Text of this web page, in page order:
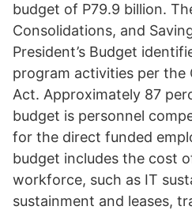
budget of P79.9 billion.
Consolidations, and
President’s Budget
program activities per the
Act. Approximately 87
budget is personnel
for the direct funded
budget includes the cost
workforce, such as IT
sustainment and leases,